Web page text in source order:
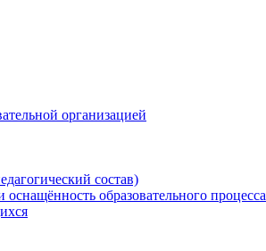
организацией
состав)
образовательного процесса